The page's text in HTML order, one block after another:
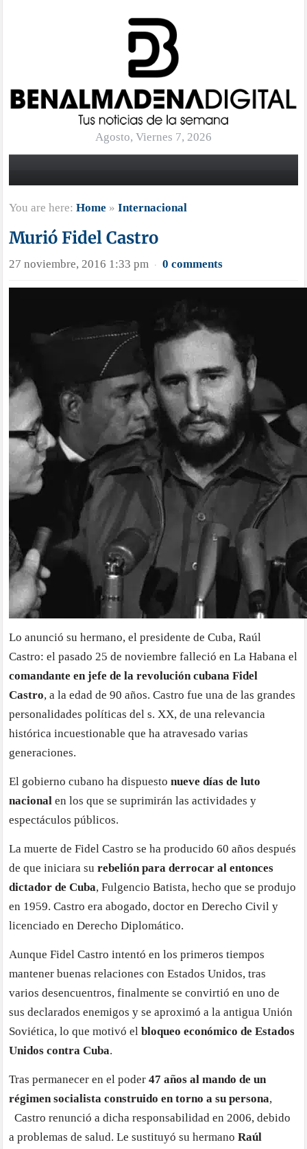
Agosto, Viernes 7, 2026
You are here:Home »Internacional
Murió Fidel Castro
27 noviembre, 2016 1:33 pm · 0 comments
Lo anunció su hermano, el presidente de Cuba, Raúl
Castro: el pasado 25 de noviembre falleció en La Habana el
comandante en jefe de la revolución cubana Fidel
Castro, a la edad de 90 años. Castro fue una de las grandes
personalidades políticas del s. XX, de una relevancia
histórica incuestionable que ha atravesado varias
generaciones.
El gobierno cubano ha dispuestonueve días de luto
nacional en los que se suprimirán las actividades y
espectáculos públicos.
La muerte de Fidel Castro se ha producido 60 años después
de que iniciara surebelión para derrocar al entonces
dictador de Cuba, Fulgencio Batista, hecho que se produjo
en 1959. Castro era abogado, doctor en Derecho Civil y
licenciado en Derecho Diplomático.
Aunque Fidel Castro intentó en los primeros tiempos
mantener buenas relaciones con Estados Unidos, tras
varios desencuentros, finalmente se convirtió en uno de
sus declarados enemigos y se aproximó a la antigua Unión
Soviética, lo que motivó elbloqueo económico de Estados
Unidos contra Cuba.
Tras permanecer en el poder47 años al mando de un
régimen socialista construido en torno a su persona,
Castro renunció a dicha responsabilidad en 2006, debido
a problemas de salud. Le sustituyó su hermanoRaúl